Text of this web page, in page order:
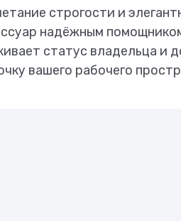
строгости и
надёжным
статус владельца и
вашего рабочего